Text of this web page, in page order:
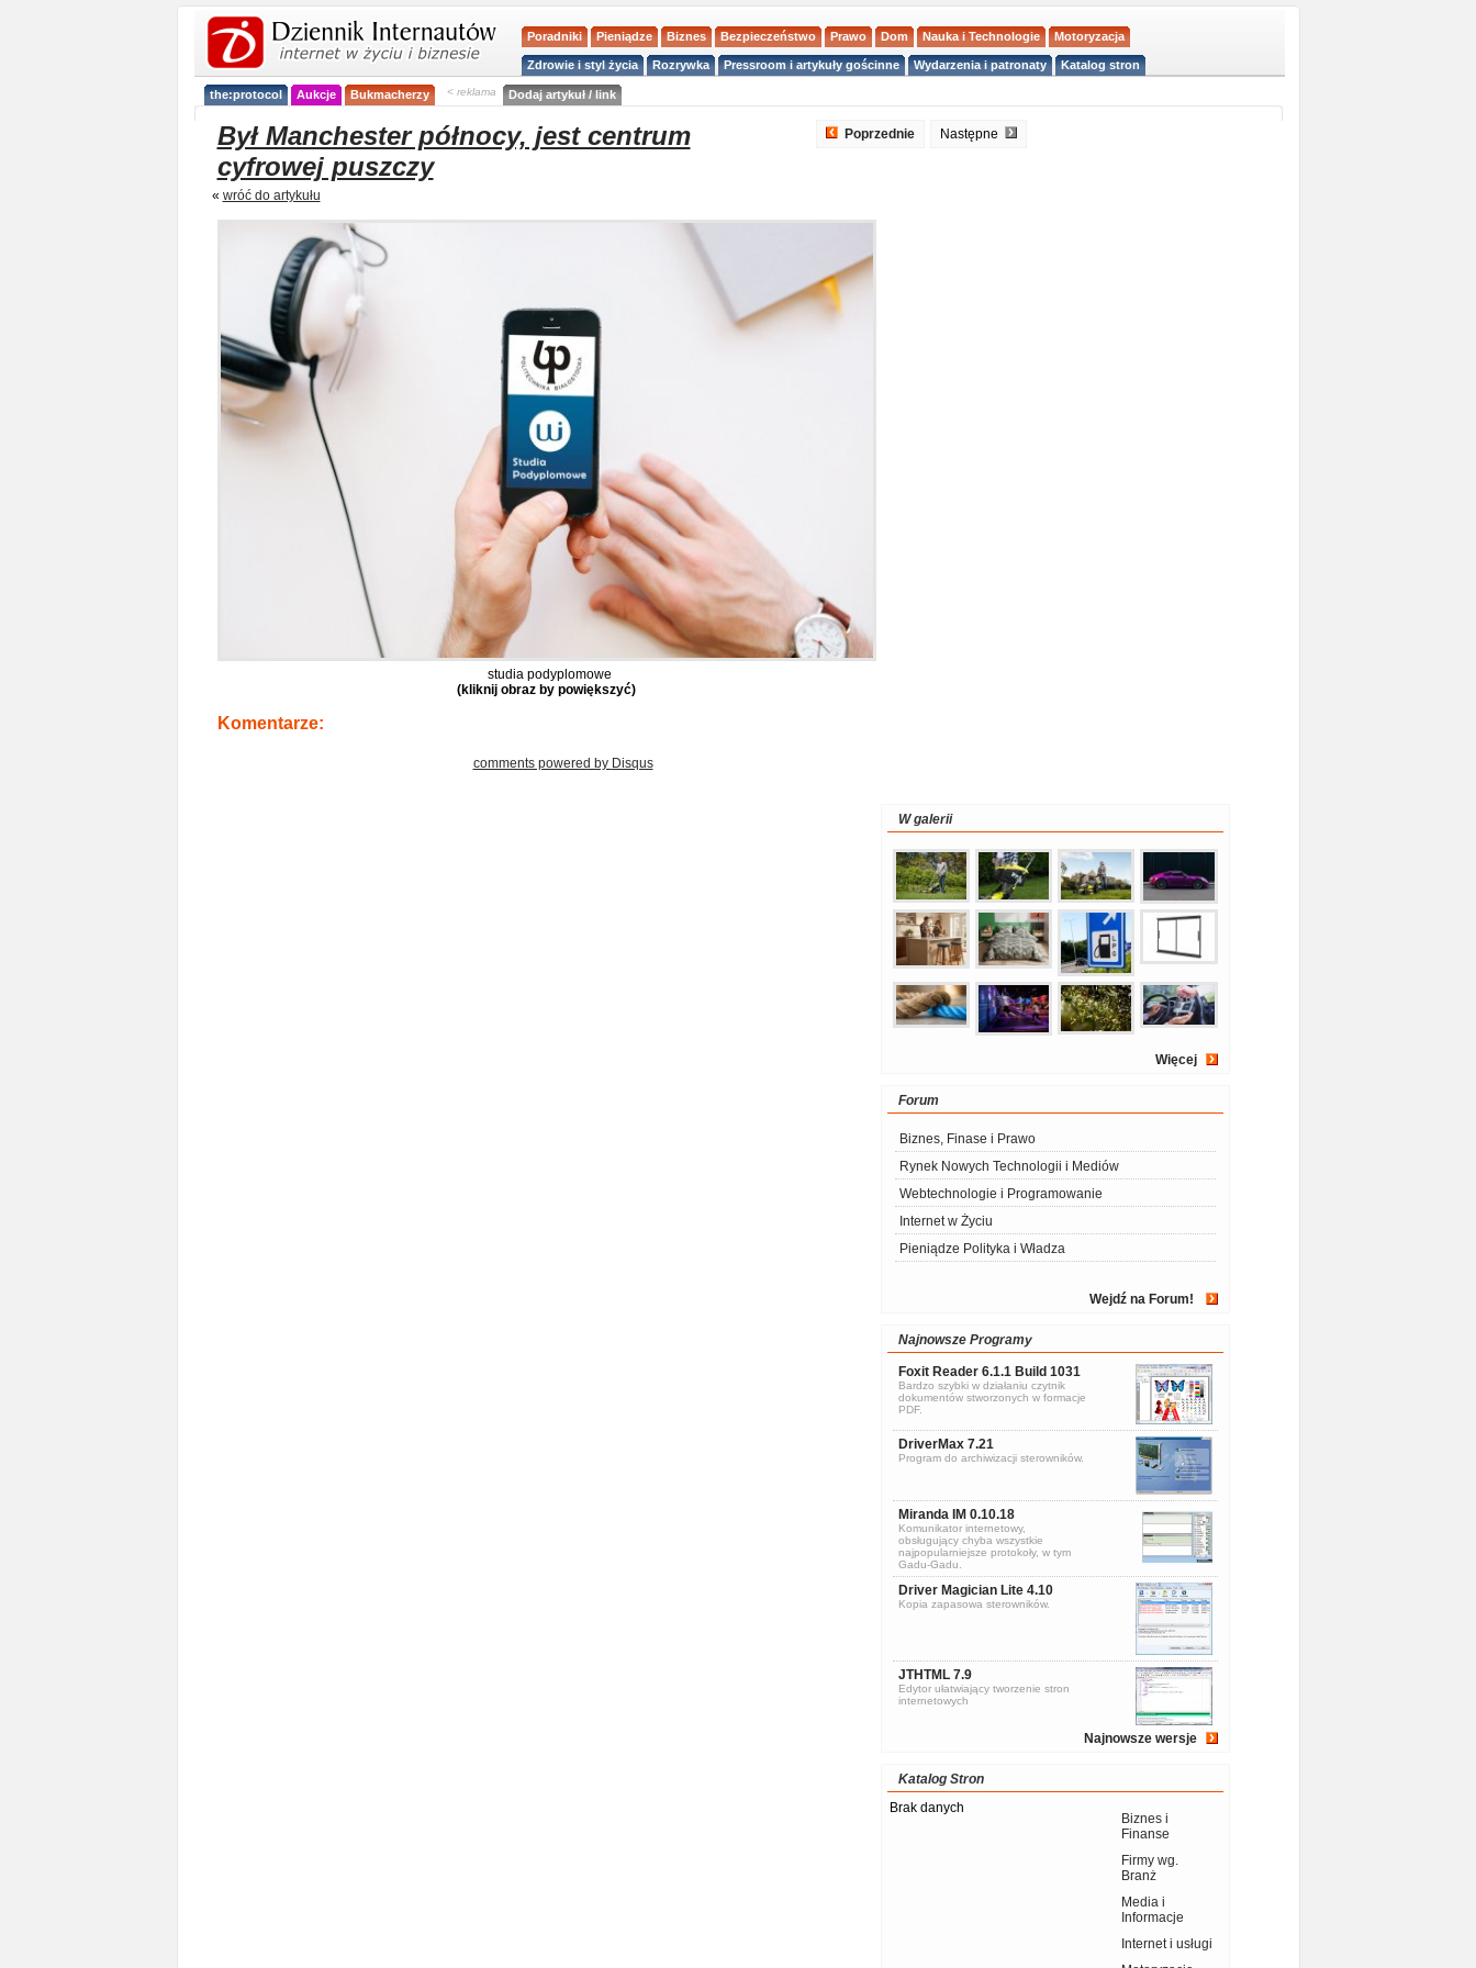
Poradniki Pieniądze Biznes Bezpieczeństwo Prawo Dom Nauka i Technologie Motoryzacja
Zdrowie i styl życia Rozrywka Pressroom i artykuły gościnne Wydarzenia i patronaty Katalog stron
the:protocol Aukcje Bukmacherzy < reklama Dodaj artykuł / link
Był Manchester północy, jest centrum
cyfrowej puszczy
« wróć do artykułu
Poprzednie Następne
studia podyplomowe
(kliknij obraz by powiększyć)
Komentarze:
comments powered by Disqus
W galerii
Więcej
Forum
Biznes, Finase i Prawo
Rynek Nowych Technologii i Mediów
Webtechnologie i Programowanie
Internet w Życiu
Pieniądze Polityka i Władza
Wejdź na Forum!
Najnowsze Programy
Foxit Reader 6.1.1 Build 1031
Bardzo szybki w działaniu czytnik
dokumentów stworzonych w formacje
PDF.
DriverMax 7.21
Program do archiwizacji sterowników.
Miranda IM 0.10.18
Komunikator internetowy,
obsługujący chyba wszystkie
najpopularniejsze protokoły, w tym
Gadu-Gadu.
Driver Magician Lite 4.10
Kopia zapasowa sterowników.
JTHTML 7.9
Edytor ułatwiający tworzenie stron
internetowych
Najnowsze wersje
Katalog Stron
Brak danych
Biznes i
Finanse
Firmy wg.
Branż
Media i
Informacje
Internet i usługi